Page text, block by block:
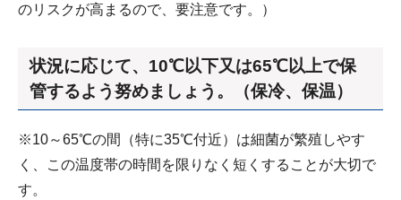
のリスクが高まるので、要注意です。）
状況に応じて、10℃以下又は65℃以上で保
管するよう努めましょう。（保冷、保温）
※10～65℃の間（特に35℃付近）は細菌が繁殖しやす
く、この温度帯の時間を限りなく短くすることが大切で
す。